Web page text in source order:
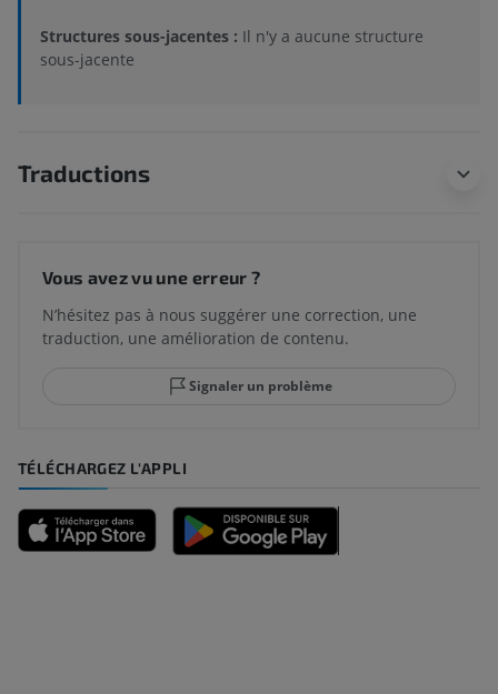
Structures sous-jacentes : Il n'y a aucune structure
sous-jacente
Traductions
Vous avez vu une erreur ?
N’hésitez pas à nous suggérer une correction, une
traduction, une amélioration de contenu.
Signaler un problème
TÉLÉCHARGEZ L'APPLI